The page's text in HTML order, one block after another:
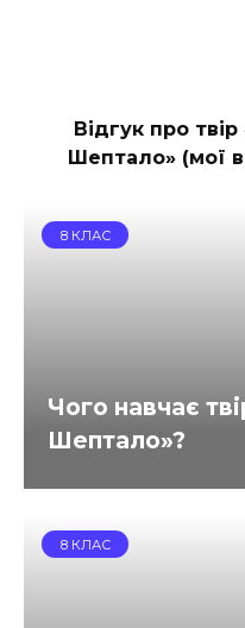
Відгук про твір
Шептало» (мої
8 КЛАС
Чого навчає
Шептало»?
8 КЛАС